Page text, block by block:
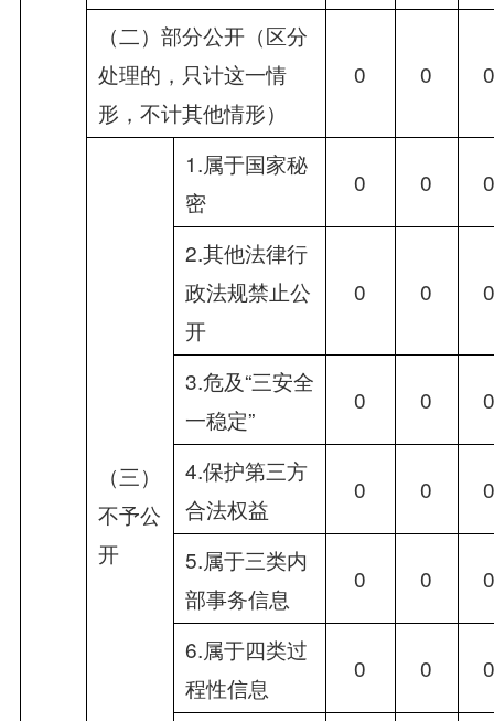
（二）部分公开（区分
处理的，只计这一情
形，不计其他情形）
0 0
（三）
不予公
开
1.属于国家秘
密
0 0
2.其他法律行
政法规禁止公
开
0 0
3.危及“三安全
一稳定”
0 0
4.保护第三方
合法权益
0 0
5.属于三类内
部事务信息
0 0
6.属于四类过
程性信息
0 0